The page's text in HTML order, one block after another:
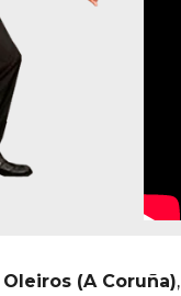
Oleiros (A Coruña)